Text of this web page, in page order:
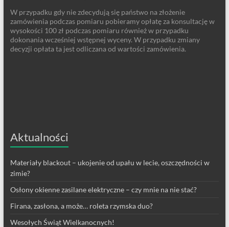
W przypadku gdy nie zdecydują się państwo na złożenie
zamówienia podczas pomiaru pobieramy opłatę za konsultację w
wysokości 100 zł podczas pomiaru również w przypadku
dokonania wcześniej wstępnej wyceny. W przypadku zmiany
decyzji opłata ta jest odliczana od wartości zamówienia.
Aktualności
Materiały blackout – ukojenie od upału w lecie, oszczędności w
zimie?
Osłony okienne zasilane elektryczne – czy mnie na nie stać?
Firana, zasłona, a może… roleta rzymska duo?
Wesołych Świąt Wielkanocnych!